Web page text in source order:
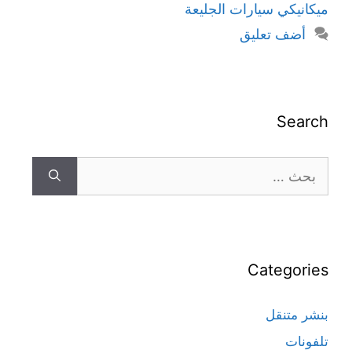
ميكانيكي سيارات الجليعة
أضف تعليق
Search
Categories
بنشر متنقل
تلفونات